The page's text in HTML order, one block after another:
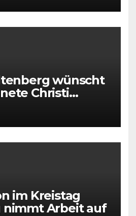
wünscht
Christi
im Kreistag
nimmt Arbeit auf